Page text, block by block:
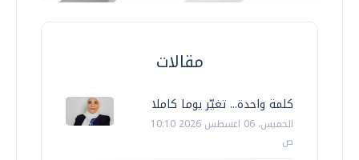
مقالات
كلمة واحدة... تغيّر يوما كاملا
الخميس، 06 اغسطس 2026 10:10
ص